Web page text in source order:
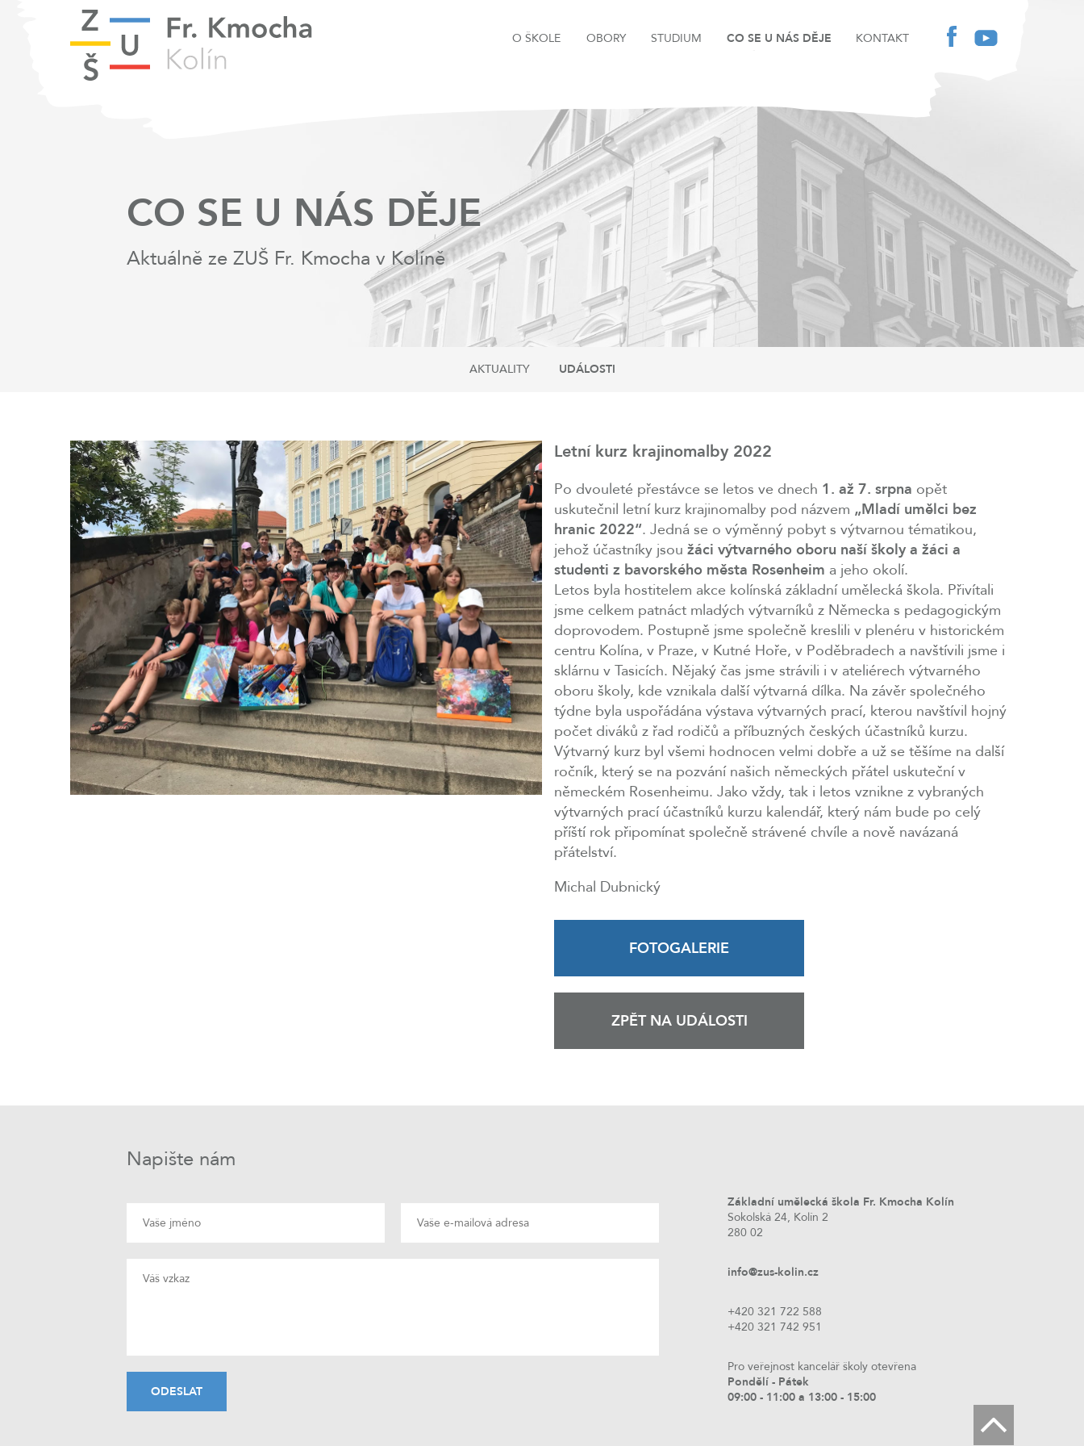
O ŠKOLE OBORY STUDIUM CO SE U NÁS DĚJE KONTAKT
CO SE U NÁS DĚJE
Aktuálně ze ZUŠ Fr. Kmocha v Kolíně
AKTUALITY UDÁLOSTI
Letní kurz krajinomalby 2022
Po dvouleté přestávce se letos ve dnech 1. až 7. srpna opět
uskutečnil letní kurz krajinomalby pod názvem „Mladí umělci bez
hranic 2022“. Jedná se o výměnný pobyt s výtvarnou tématikou,
jehož účastníky jsou žáci výtvarného oboru naší školy a žáci a
studenti z bavorského města Rosenheim a jeho okolí.
Letos byla hostitelem akce kolínská základní umělecká škola. Přivítali
jsme celkem patnáct mladých výtvarníků z Německa s pedagogickým
doprovodem. Postupně jsme společně kreslili v plenéru v historickém
centru Kolína, v Praze, v Kutné Hoře, v Poděbradech a navštívili jsme i
sklárnu v Tasicích. Nějaký čas jsme strávili i v ateliérech výtvarného
oboru školy, kde vznikala další výtvarná dílka. Na závěr společného
týdne byla uspořádána výstava výtvarných prací, kterou navštívil hojný
počet diváků z řad rodičů a příbuzných českých účastníků kurzu.
Výtvarný kurz byl všemi hodnocen velmi dobře a už se těšíme na další
ročník, který se na pozvání našich německých přátel uskuteční v
německém Rosenheimu. Jako vždy, tak i letos vznikne z vybraných
výtvarných prací účastníků kurzu kalendář, který nám bude po celý
příští rok připomínat společně strávené chvíle a nově navázaná
přátelství.
Michal Dubnický
FOTOGALERIE
ZPĚT NA UDÁLOSTI
Napište nám
Základní umělecká škola Fr. Kmocha Kolín
Sokolská 24, Kolín 2
280 02
info@zus-kolin.cz
+420 321 722 588
+420 321 742 951
Pro veřejnost kancelář školy otevřena
Pondělí - Pátek
09:00 - 11:00 a 13:00 - 15:00